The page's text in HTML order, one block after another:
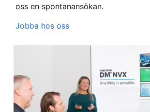
oss en spontanansökan.
Jobba hos oss